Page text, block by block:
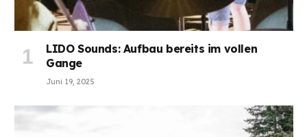
LIDO Sounds: Aufbau bereits im vollen
Gange
Juni 19, 2025